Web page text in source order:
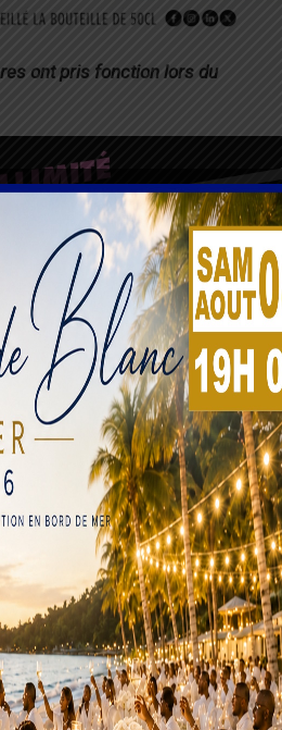
ont pris fonction lors du
ans ses tous nouveaux
ses sympathisants. Il s’est
résilient et solidaire ».
les travailleurs sur le terrain et
l’attendent. Il a remercié ses
et la résilience. Un premier
ce secteur du coton.
plus considérés dans les
de simples portefaix. Les
syndicat, nous allons travailler
leur demander comment